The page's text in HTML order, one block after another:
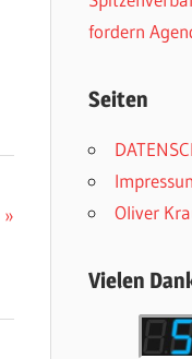
fordern
Seiten
Oliver
Vielen